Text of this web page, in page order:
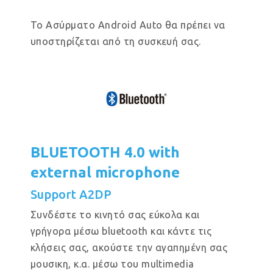
Το Ασύρματο Android Auto θα πρέπει να
υποστηρίζεται από τη συσκευή σας.
BLUETOOTH 4.0 with
external microphone
Support A2DP
Συνδέστε το κινητό σας εύκολα και
γρήγορα μέσω bluetooth και κάντε τις
κλήσεις σας, ακούστε την αγαπημένη σας
μουσικη, κ.α. μέσω του multimedia